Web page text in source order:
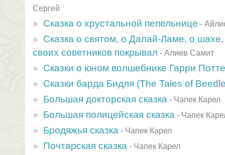
Сергей
Сказка о хрустальной пепельнице -
Сказка о святом, о Далай-Ламе, о
своих советников покрывал - Алиев Самит
Сказки о юном волшебнике Гаppи
Сказки барда Бидля (The Tales of
Большая докторская сказка - Чапек Карел
Большая полицейская сказка - Чапек
Бродяжья сказка - Чапек Карел
Почтарская сказка - Чапек Карел